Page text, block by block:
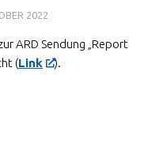
2022
ARD Sendung „Report
(Link ).